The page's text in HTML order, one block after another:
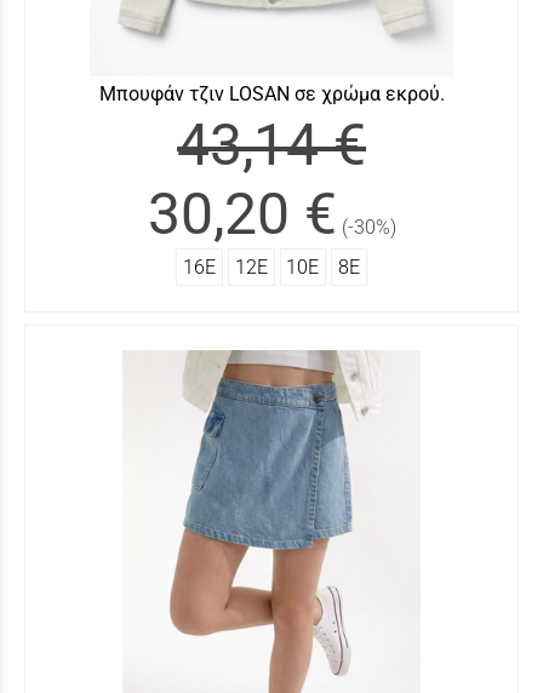
Μπουφάν τζιν LOSAN σε χρώμα εκρού.
43,14 €
30,20 € (-30%)
16Ε
12Ε 10Ε 8Ε